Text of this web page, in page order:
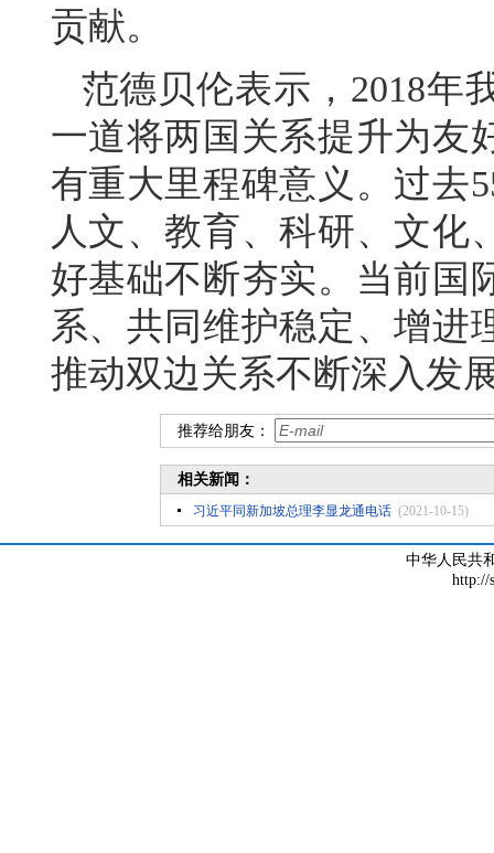
贡献。
范德贝伦表示，2018年
一道将两国关系提升为友
有重大里程碑意义。过去
人文、教育、科研、文化
好基础不断夯实。当前国
系、共同维护稳定、增进
推动双边关系不断深入发
推荐给朋友：
相关新闻：
习近平同新加坡总理李显龙通电话 (2021-10-15)
中华人民共
http://